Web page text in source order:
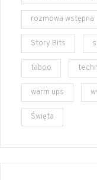
rozmowa wstępna
Story Bits
taboo
warm ups
Święta